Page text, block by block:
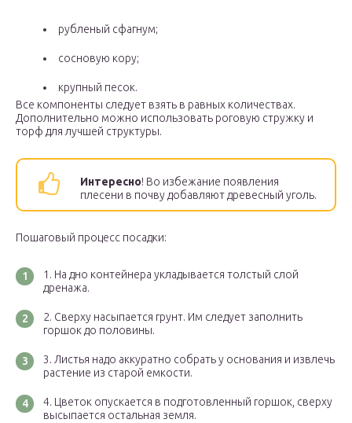
рубленый сфагнум;
сосновую кору;
крупный песок.
Все компоненты следует взять в равных количествах.
Дополнительно можно использовать роговую стружку и
торф для лучшей структуры.
Интересно! Во избежание появления
плесени в почву добавляют древесный уголь.
Пошаговый процесс посадки:
На дно контейнера укладывается толстый слой
дренажа.
Сверху насыпается грунт. Им следует заполнить
горшок до половины.
Листья надо аккуратно собрать у основания и извлечь
растение из старой емкости.
Цветок опускается в подготовленный горшок, сверху
высыпается остальная земля.